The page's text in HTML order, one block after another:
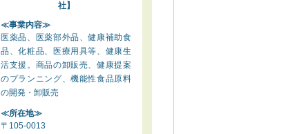
社】
≪事業内容≫
医薬品、医薬部外品、健康補助食
品、化粧品、医療用具等、健康生
活支援。商品の卸販売、健康提案
のプランニング、機能性食品原料
の開発・卸販売
≪所在地≫
〒105-0013